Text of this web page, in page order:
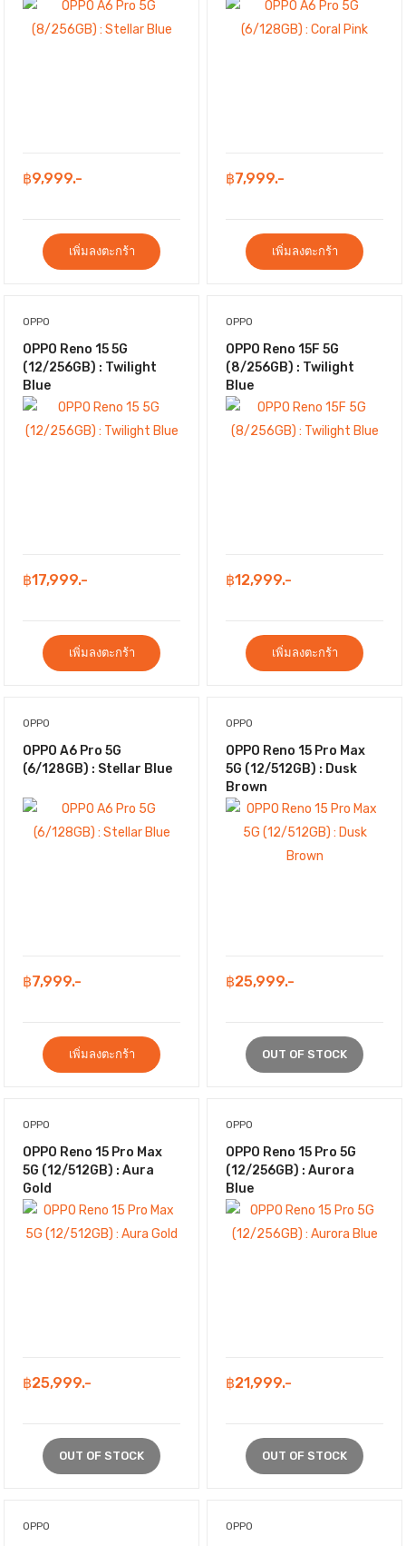
฿9,999.-
เพิ่มลงตะกร้า
฿7,999.-
เพิ่มลงตะกร้า
OPPO
OPPO Reno 15 5G
(12/256GB) : Twilight
Blue
฿17,999.-
เพิ่มลงตะกร้า
OPPO
OPPO Reno 15F 5G
(8/256GB) : Twilight
Blue
฿12,999.-
เพิ่มลงตะกร้า
OPPO
OPPO A6 Pro 5G
(6/128GB) : Stellar Blue
฿7,999.-
เพิ่มลงตะกร้า
OPPO
OPPO Reno 15 Pro Max
5G (12/512GB) : Dusk
Brown
฿25,999.-
OUT OF STOCK
OPPO
OPPO Reno 15 Pro Max
5G (12/512GB) : Aura
Gold
฿25,999.-
OUT OF STOCK
OPPO
OPPO Reno 15 Pro 5G
(12/256GB) : Aurora
Blue
฿21,999.-
OUT OF STOCK
OPPO OPPO